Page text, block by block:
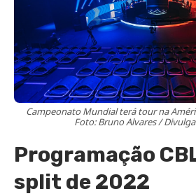
Campeonato Mundial terá tour na
Foto: Bruno Alvares /
Programação
split de 2022